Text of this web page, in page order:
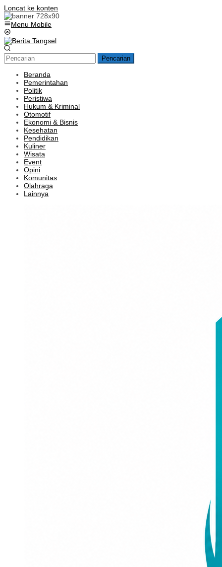
Loncat ke konten
Menu Mobile
Pencarian
Beranda
Pemerintahan
Politik
Peristiwa
Hukum & Kriminal
Otomotif
Ekonomi & Bisnis
Kesehatan
Pendidikan
Kuliner
Wisata
Event
Opini
Komunitas
Olahraga
Lainnya